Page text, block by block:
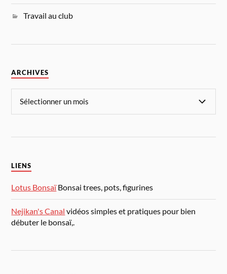
Travail au club
ARCHIVES
LIENS
Lotus BonsaïBonsai trees, pots, figurines
Nejikan's Canal vidéos simples et pratiques pour bien
débuter le bonsaï,.